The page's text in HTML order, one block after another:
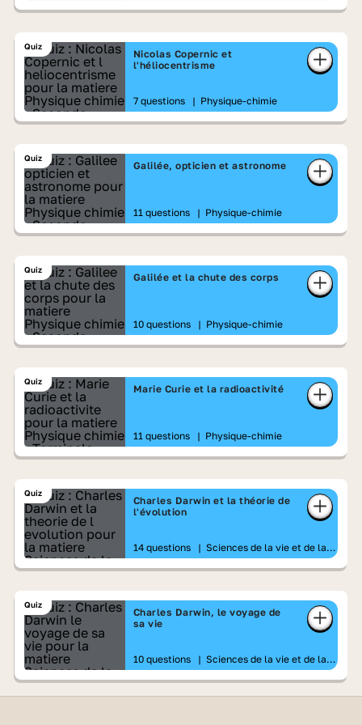
Quiz
Nicolas Copernic et
l'héliocentrisme
7 questions | Physique-chimie
Quiz
Galilée, opticien et astronome
11 questions | Physique-chimie
Quiz
Galilée et la chute des corps
10 questions | Physique-chimie
Quiz
Marie Curie et la radioactivité
11 questions | Physique-chimie
Quiz
Charles Darwin et la théorie de
l'évolution
14 questions | Sciences de la vie et de la
Terre
Quiz
Charles Darwin, le voyage de
sa vie
10 questions | Sciences de la vie et de la
Terre